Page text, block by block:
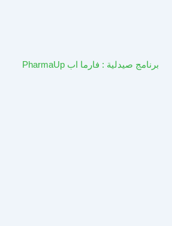
برنامج صيدلية : فارما اب PharmaUp​